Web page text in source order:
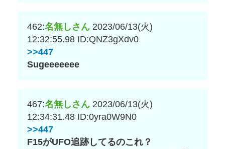
462:名無しさん 2023/06/13(火)
12:32:55.98 ID:QNZ3gXdv0
>>447
Sugeeeeeee
467:名無しさん 2023/06/13(火)
12:34:31.48 ID:0yra0W9N0
>>447
F15がUFO追跡してるのこれ？